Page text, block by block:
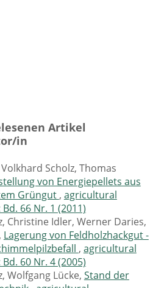
Artikel
in
Scholz, Thomas
von Energiepellets aus
Grüngut , agricultural
66 Nr. 1 (2011)
Christine Idler, Werner Daries,
Lagerung von Feldholzhackgut -
, agricultural
60 Nr. 4 (2005)
Wolfgang Lücke, Stand der